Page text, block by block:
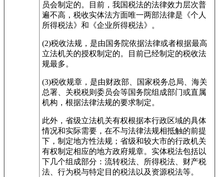
员会制定的。目前，我国税法的法律效力层次普
遍不高，税收实体法方面唯一两部法律是《个人
所得税法》和《企业所得税法》。
(2)税收法规，是由国务院依据法律或者根据最高
立法机关的授权制定的。目前已经制定的税收法
规最多。
(3)税收规章，是由财政部、国家税务总局、海关
总署、关税税则委员会等国务院组成部门或直属
机构，根据法律法规的要求制定。
此外，省级立法机关有权根据本行政区域的具体
情况和实际需要，在不与法律法规相抵触的前提
下，制定地方性法规；省级和较大市的行政机关
有权制定相应的地方政府规章。实体税法包括以
下几个组成部分：流转税法、所得税法、财产税
法、行为税与特定目的税法以及资源税法等。